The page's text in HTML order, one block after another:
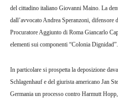
del cittadino italiano Giovanni Maino. La
dall’avvocato Andrea Speranzoni,
Procuratore Aggiunto di Roma Giancarlo
elementi sui componenti “Colonia Dignidad”.
In particolare si prospetta la deposizione
Schlagenhauf e del giurista americano Jan
Germania un processo contro Harmutt